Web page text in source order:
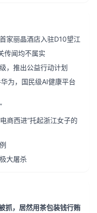
家丽晶酒店入驻D10望江
传闻均不属实
，推出公益行动计划
为，国民级AI健康平台
商西进”托起浙江女子的
大屠杀
抓，居然用茶包装钱行贿